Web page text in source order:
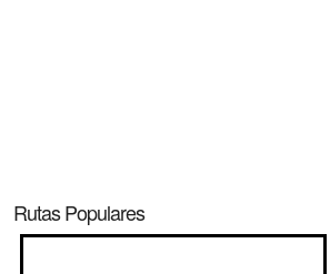
Rutas Populares